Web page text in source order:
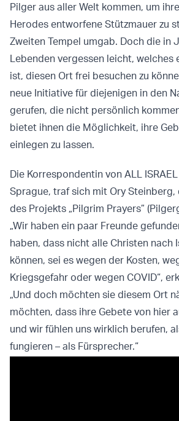
Pilger aus aller Welt kommen, um
Herodes entworfene Stützmauer zu
Zweiten Tempel umgab. Doch die in
Lebenden vergessen leicht, welches
ist, diesen Ort frei besuchen zu
neue Initiative für diejenigen in den
gerufen, die nicht persönlich
bietet ihnen die Möglichkeit, ihre
einlegen zu lassen.
Die Korrespondentin von ALL ISRAEL
Sprague, traf sich mit Ory Steinberg,
des Projekts „Pilgrim Prayers”
„Wir haben ein paar Freunde
haben, dass nicht alle Christen nach
können, sei es wegen der Kosten,
Kriegsgefahr oder wegen COVID“,
„Und doch möchten sie diesem Ort
möchten, dass ihre Gebete von hier
und wir fühlen uns wirklich berufen,
fungieren – als Fürsprecher.“